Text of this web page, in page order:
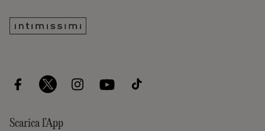
Scarica l’App